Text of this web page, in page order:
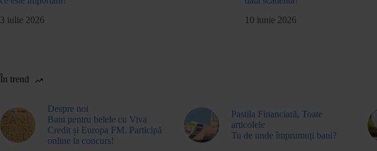
3 iulie 2026
10 iunie 2026
În trend
Despre noi
Bani pentru belele cu Viva
Credit și Europa FM. Participă
online la concurs!
Pastila Financiară, Toate
articolele
Tu de unde împrumuți bani?